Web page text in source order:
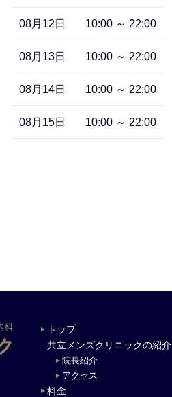
08月12日 10:00 ～ 22:00
08月13日 10:00 ～ 22:00
08月14日 10:00 ～ 22:00
08月15日 10:00 ～ 22:00
トップ
共立メンズクリニックの紹介
院長紹介
アクセス
料金